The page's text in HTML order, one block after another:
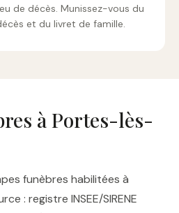
de décès. Munissez-vous du
et du livret de famille.
à Portes-lès-
funèbres habilitées à
: registre INSEE/SIRENE